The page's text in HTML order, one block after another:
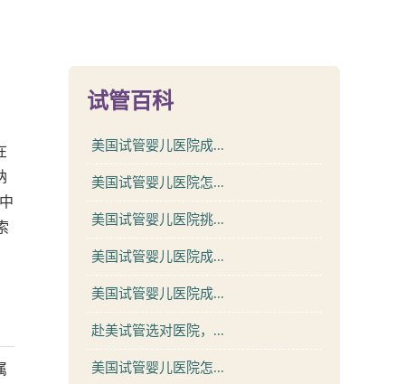
试管百科
美国试管婴儿医院成...
美国试管婴儿医院怎...
美国试管婴儿医院挑...
美国试管婴儿医院成...
美国试管婴儿医院成...
赴美试管选对医院，...
美国试管婴儿医院怎...